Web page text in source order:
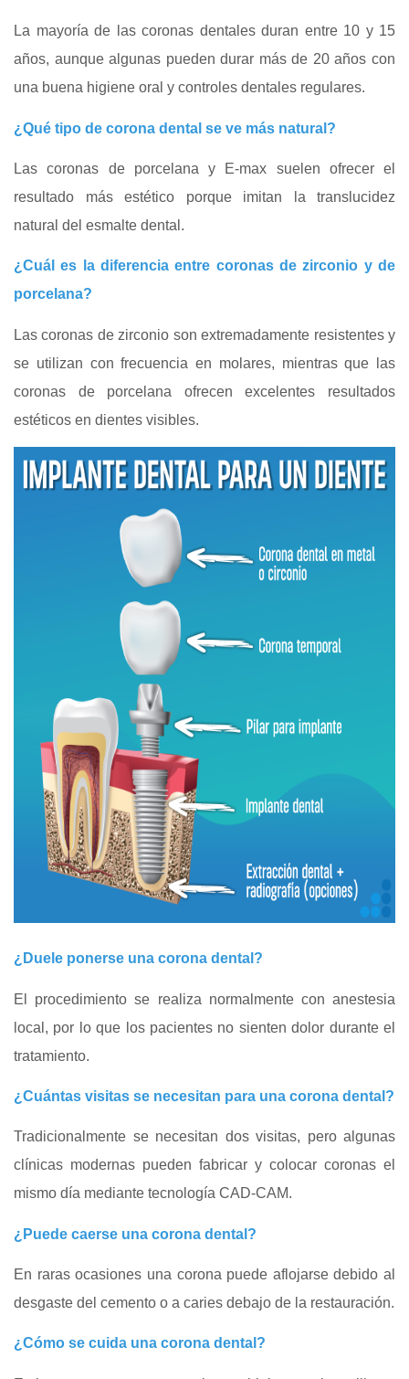
La mayoría de las coronas dentales duran entre 10 y 15
años, aunque algunas pueden durar más de 20 años con
una buena higiene oral y controles dentales regulares.
¿Qué tipo de corona dental se ve más natural?
Las coronas de porcelana y E‑max suelen ofrecer el
resultado más estético porque imitan la translucidez
natural del esmalte dental.
¿Cuál es la diferencia entre coronas de zirconio y de
porcelana?
Las coronas de zirconio son extremadamente resistentes y
se utilizan con frecuencia en molares, mientras que las
coronas de porcelana ofrecen excelentes resultados
estéticos en dientes visibles.
¿Duele ponerse una corona dental?
El procedimiento se realiza normalmente con anestesia
local, por lo que los pacientes no sienten dolor durante el
tratamiento.
¿Cuántas visitas se necesitan para una corona dental?
Tradicionalmente se necesitan dos visitas, pero algunas
clínicas modernas pueden fabricar y colocar coronas el
mismo día mediante tecnología CAD‑CAM.
¿Puede caerse una corona dental?
En raras ocasiones una corona puede aflojarse debido al
desgaste del cemento o a caries debajo de la restauración.
¿Cómo se cuida una corona dental?